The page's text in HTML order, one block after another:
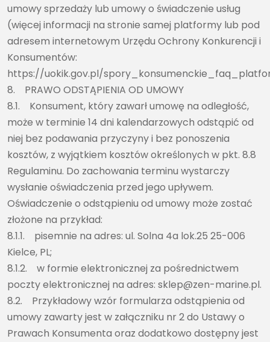
umowy sprzedaży lub umowy o świadczenie usług
(więcej informacji na stronie samej platformy lub pod
adresem internetowym Urzędu Ochrony Konkurencji i
Konsumentów:
https://uokik.gov.pl/
8. PRAWO ODSTĄPIENIA OD UMOWY
8.1. Konsument, który zawarł umowę na odległość,
może w terminie 14 dni kalendarzowych odstąpić od
niej bez podawania przyczyny i bez ponoszenia
kosztów, z wyjątkiem kosztów określonych w pkt. 8.8
Regulaminu. Do zachowania terminu wystarczy
wysłanie oświadczenia przed jego upływem.
Oświadczenie o odstąpieniu od umowy może zostać
złożone na przykład:
8.1.1. pisemnie na adres: ul. Solna 4a lok.25 25-006
Kielce, PL;
8.1.2. w formie elektronicznej za pośrednictwem
poczty elektronicznej na adres: sklep@zen-marine.pl.
8.2. Przykładowy wzór formularza odstąpienia od
umowy zawarty jest w załączniku nr 2 do Ustawy o
Prawach Konsumenta oraz dodatkowo dostępny jest